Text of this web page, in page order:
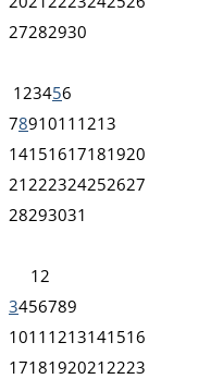
27282930
1 23456
7891011 1213
14151617181920
21 222324252627
28293031
1 2
3456789
1011 1213141516
1718192021 2223